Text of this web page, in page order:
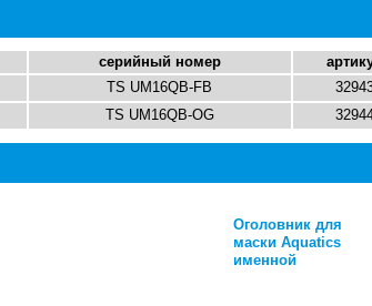
серийный номер
TS UM16QB-FB
TS UM16QB-OG
Оголовник для
маски Aquatics
именной